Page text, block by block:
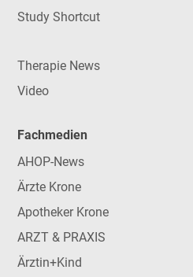
Study Shortcut
Therapie News
Video
Fachmedien
AHOP-News
Ärzte Krone
Apotheker Krone
ARZT & PRAXIS
Ärztin+Kind